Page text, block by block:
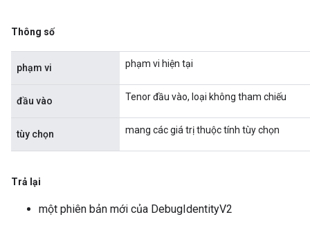
Thông số
phạm vi phạm vi hiện tại
đầu vào Tenor đầu vào, loại không tham chiếu
tùy chọn mang các giá trị thuộc tính tùy chọn
Trả lại
một phiên bản mới của DebugIdentityV2